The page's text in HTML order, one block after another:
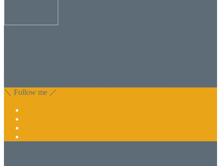
＼ Follow me ／